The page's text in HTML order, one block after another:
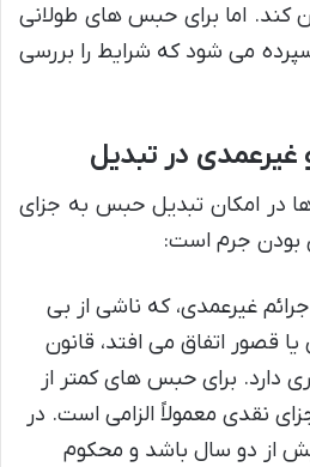
کند. اما برای حبس های طولانی
می شود که شرایط را بررسی
غیرعمدی در تبدیل
در امکان تبدیل حبس به جزای
بودن جرم است:
غیرعمدی، که ناشی از بی
یا قصور اتفاق می افتد، قانون
دارد. برای حبس های کمتر از
نقدی معمولاً الزامی است. در
از دو سال باشد و محکوم